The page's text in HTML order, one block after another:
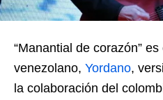
“Manantial de corazón”
venezolano, Yordano,
la colaboración del